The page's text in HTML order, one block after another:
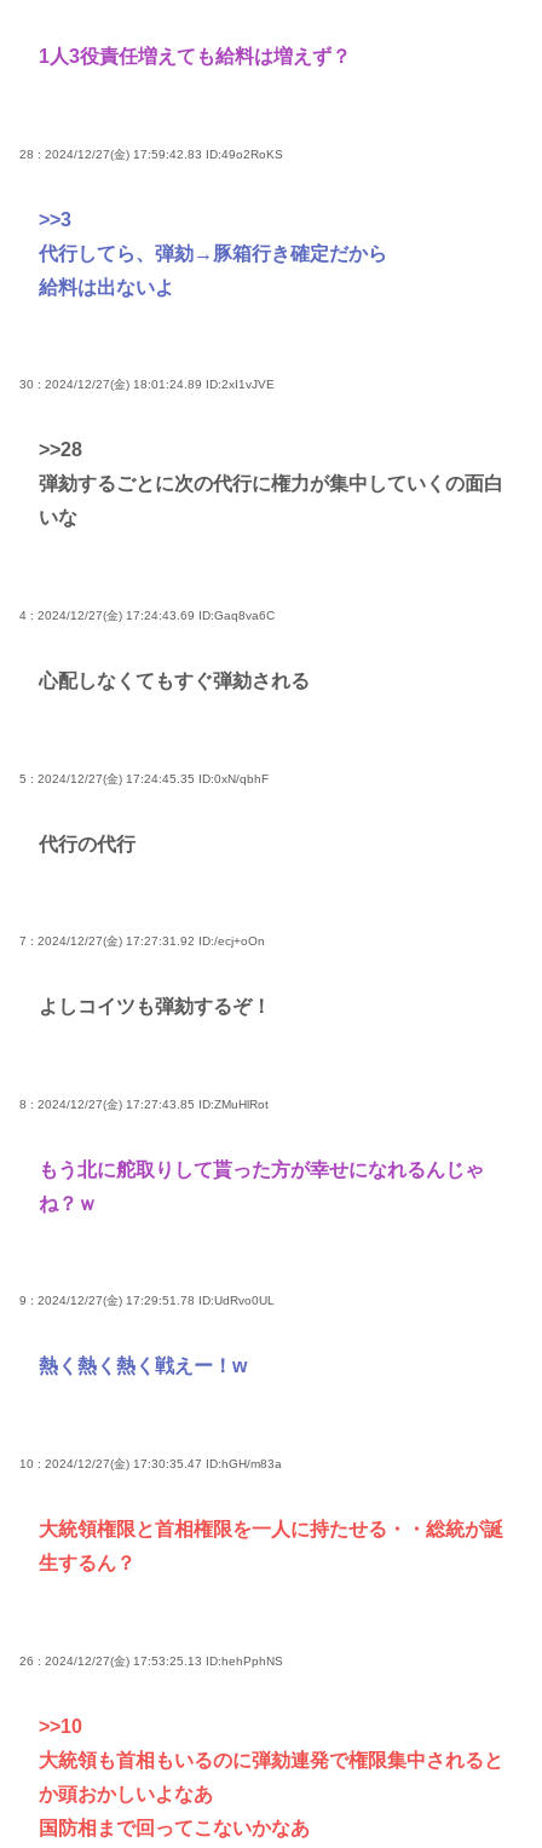
1人3役責任増えても給料は増えず？
28 : 2024/12/27(金) 17:59:42.83 ID:49o2RoKS
>>3
代行してら、弾劾→豚箱行き確定だから
給料は出ないよ
30 : 2024/12/27(金) 18:01:24.89 ID:2xI1vJVE
>>28
弾劾するごとに次の代行に権力が集中していくの面白
いな
4 : 2024/12/27(金) 17:24:43.69 ID:Gaq8va6C
心配しなくてもすぐ弾劾される
5 : 2024/12/27(金) 17:24:45.35 ID:0xN/qbhF
代行の代行
7 : 2024/12/27(金) 17:27:31.92 ID:/ecj+oOn
よしコイツも弾劾するぞ！
8 : 2024/12/27(金) 17:27:43.85 ID:ZMuHlRot
もう北に舵取りして貰った方が幸せになれるんじゃ
ね？ｗ
9 : 2024/12/27(金) 17:29:51.78 ID:UdRvo0UL
熱く熱く熱く戦えー！w
10 : 2024/12/27(金) 17:30:35.47 ID:hGH/m83a
大統領権限と首相権限を一人に持たせる・・総統が誕
生するん？
26 : 2024/12/27(金) 17:53:25.13 ID:hehPphNS
>>10
大統領も首相もいるのに弾劾連発で権限集中されると
か頭おかしいよなあ
国防相まで回ってこないかなあ